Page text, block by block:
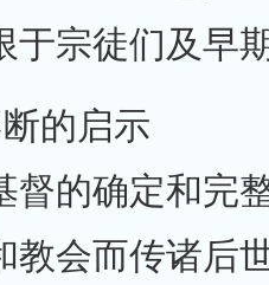
于宗徒们及早
的启示
督的确定和完
教会而传诸后